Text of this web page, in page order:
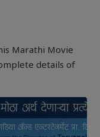
Marathi Movie
details of